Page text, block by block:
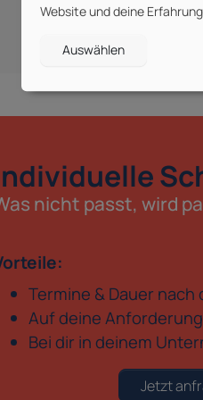
nicht passt, wird
Termine & Dauer
Auf deine
Bei dir in deinem
Jetzt
Website und deine
Auswählen